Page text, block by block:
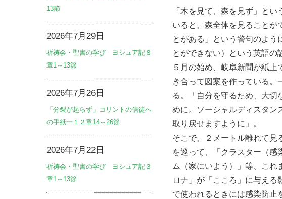
「木を見て、森を見ず」と
いると、森全体を見ることが
とがある」という警句のよう
とができない）という英語の
５月の始め、岐阜新聞が紙
き合って図案を作っている。
る。「自分を守るため、大切
めに。ソーシャルディスタン
取り戻せますように」。
そこで、２メートル離れて見
を巡って、「クラスター（感
ム（家にいよう）」等、こ
ロナ」が「こころ」に与え
で使われるときには感染防止
13節
2026年7月29日
祈祷会・聖書の学び ヨシュア記８
章1～13節
2026年7月26日
「分裂が起らず」コリントの信徒へ
の手紙一１２章14～26節
2026年7月22日
祈祷会・聖書の学び ヨシュア記３
章1～13節